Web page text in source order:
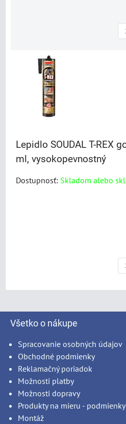
Lepidlo SOUDAL T-REX
ml, vysokopevnostný
Dostupnosť: Skladom alebo
Všetko o nákupe
Spracovanie osobných údajov
Obchodné podmienky
Reklamačný poriadok
Možnosti platby
Možnosti dopravy
Produkty na mieru - podmienky
Montáž